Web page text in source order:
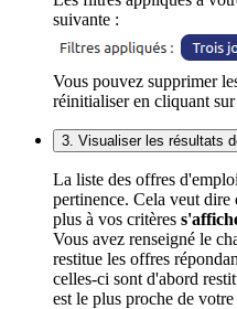
suivante :
Vous pouvez supprimer
réinitialiser en cliquant
3. Visualiser les résultats
La liste des offres
pertinence. Cela veut
plus à vos critères
Vous avez renseigné le
restitue les offres
celles-ci sont d'abord
est le plus proche de votre